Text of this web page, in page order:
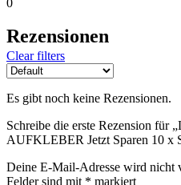
Rezensionen
Clear filters
Es gibt noch keine Rezensionen.
Schreibe die erste Rezension
AUFKLEBER Jetzt Sparen 10 x
Deine E-Mail-Adresse wird nicht
Felder sind mit * markiert